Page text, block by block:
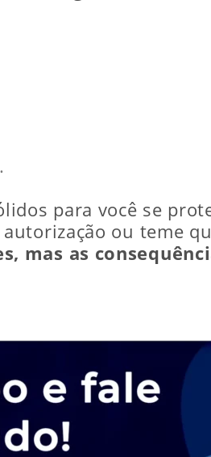
para você se
ou teme
mas as